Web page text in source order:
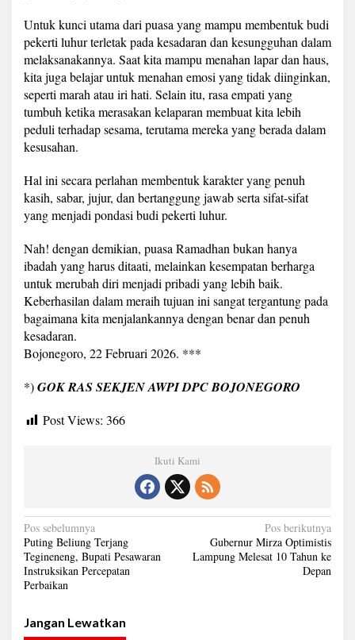
Untuk kunci utama dari puasa yang mampu membentuk budi
pekerti luhur terletak pada kesadaran dan kesungguhan dalam
melaksanakannya. Saat kita mampu menahan lapar dan haus,
kita juga belajar untuk menahan emosi yang tidak diinginkan,
seperti marah atau iri hati. Selain itu, rasa empati yang
tumbuh ketika merasakan kelaparan membuat kita lebih
peduli terhadap sesama, terutama mereka yang berada dalam
kesusahan.
Hal ini secara perlahan membentuk karakter yang penuh
kasih, sabar, jujur, dan bertanggung jawab serta sifat-sifat
yang menjadi pondasi budi pekerti luhur.
Nah! dengan demikian, puasa Ramadhan bukan hanya
ibadah yang harus ditaati, melainkan kesempatan berharga
untuk merubah diri menjadi pribadi yang lebih baik.
Keberhasilan dalam meraih tujuan ini sangat tergantung pada
bagaimana kita menjalankannya dengan benar dan penuh
kesadaran.
Bojonegoro, 22 Februari 2026. ***
*)GOK RAS SEKJEN AWPI DPC BOJONEGORO
Post Views: 366
Ikuti Kami
N
a
v
g
Pos sebelumnya
Puting Beliung Terjang
Tegineneng, Bupati Pesawaran
Instruksikan Percepatan
Perbaikan
Pos berikutnya
Gubernur Mirza Optimistis
Lampung Melesat 10 Tahun ke
Depan
Jangan Lewatkan